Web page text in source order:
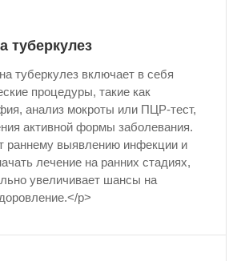
туберкулез
туберкулез включает в себя
процедуры, такие как
анализ мокроты или ПЦР-тест,
активной формы заболевания.
раннему выявлению инфекции и
лечение на ранних стадиях,
увеличивает шансы на
p>